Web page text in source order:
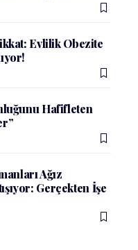
Evlilik Obezite
Hafifleten
Ağız
Gerçekten İşe